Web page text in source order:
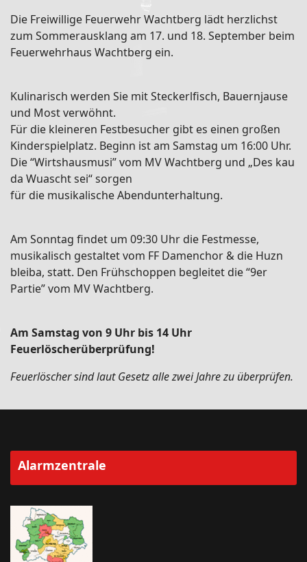
Die Freiwillige Feuerwehr Wachtberg lädt herzlichst
zum Sommerausklang am 17. und 18. September beim
Feuerwehrhaus Wachtberg ein.
Kulinarisch werden Sie mit Steckerlfisch, Bauernjause
und Most verwöhnt.
Für die kleineren Festbesucher gibt es einen großen
Kinderspielplatz. Beginn ist am Samstag um 16:00 Uhr.
Die “Wirtshausmusi” vom MV Wachtberg und „Des kau
da Wuascht sei“ sorgen
für die musikalische Abendunterhaltung.
Am Sonntag findet um 09:30 Uhr die Festmesse,
musikalisch gestaltet vom FF Damenchor & die Huzn
bleiba, statt. Den Frühschoppen begleitet die “9er
Partie” vom MV Wachtberg.
Am Samstag von 9 Uhr bis 14 Uhr
Feuerlöscherüberprüfung!
Feuerlöscher sind laut Gesetz alle zwei Jahre zu überprüfen.
Alarmzentrale